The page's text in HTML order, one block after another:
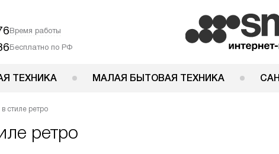
Время работы
Бесплатно по РФ
ТЕХНИКА МАЛАЯ БЫТОВАЯ ТЕХНИКА
стиле ретро
ретро